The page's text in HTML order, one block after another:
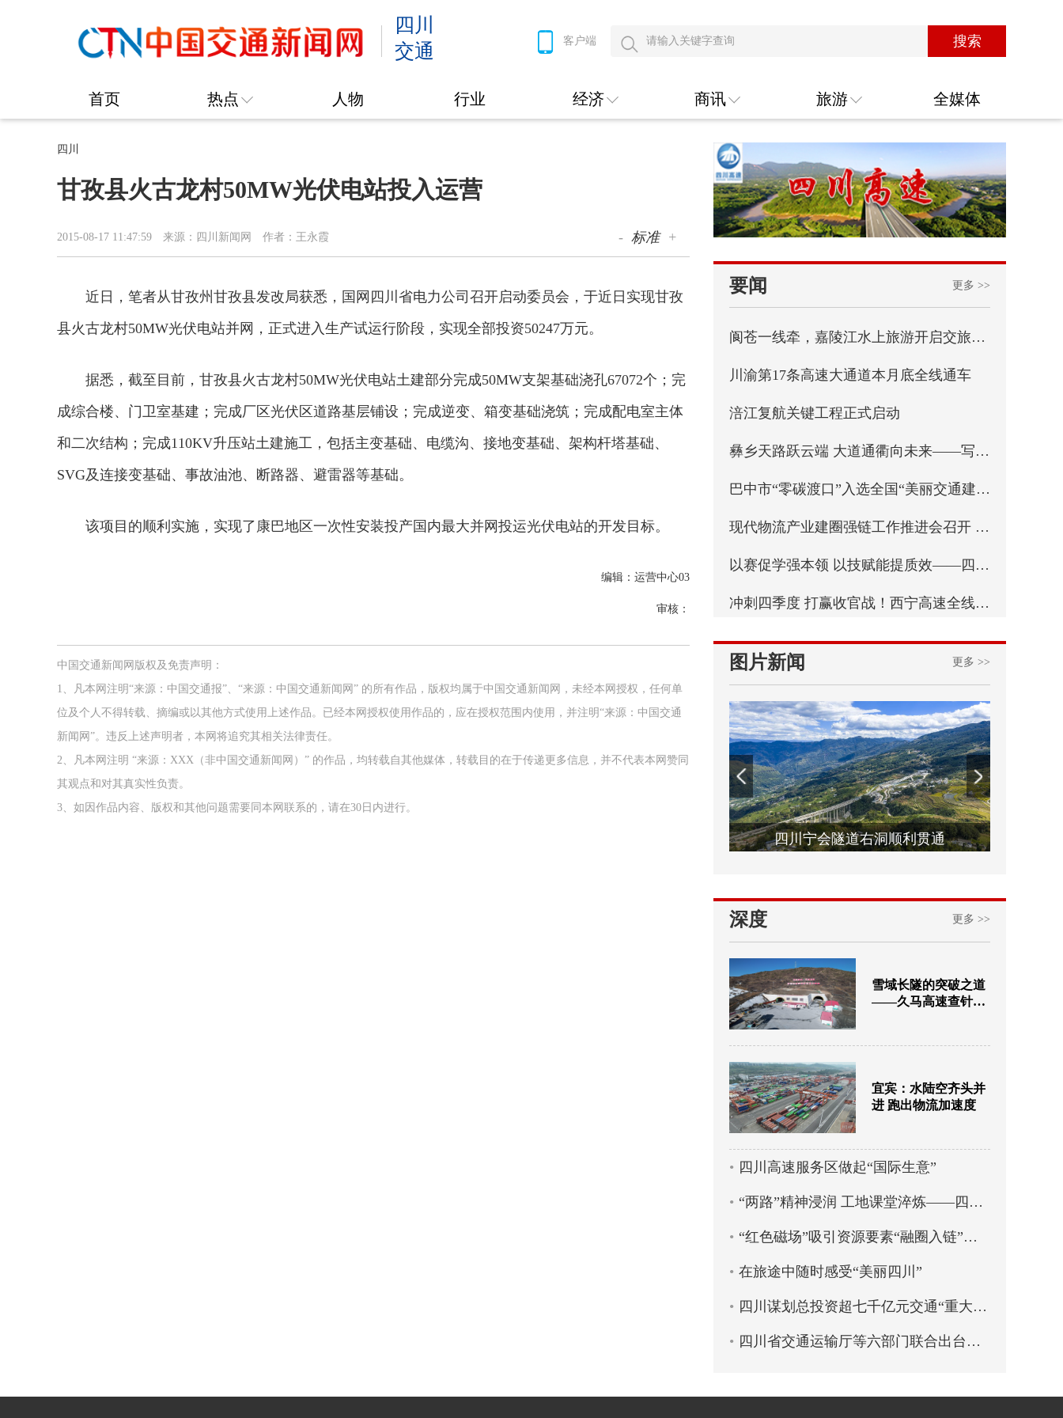
四川
交通
客户端 搜索
首页 热点 人物 行业 经济 商讯 旅游 全媒体
四川
甘孜县火古龙村50MW光伏电站投入运营
2015-08-17 11:47:59 来源：四川新闻网 作者：王永霞 - 标准 +
近日，笔者从甘孜州甘孜县发改局获悉，国网四川省电力公司召开启动委员会，于近日实现甘孜
县火古龙村50MW光伏电站并网，正式进入生产试运行阶段，实现全部投资50247万元。
据悉，截至目前，甘孜县火古龙村50MW光伏电站土建部分完成50MW支架基础浇孔67072个；完
成综合楼、门卫室基建；完成厂区光伏区道路基层铺设；完成逆变、箱变基础浇筑；完成配电室主体
和二次结构；完成110KV升压站土建施工，包括主变基础、电缆沟、接地变基础、架构杆塔基础、
SVG及连接变基础、事故油池、断路器、避雷器等基础。
该项目的顺利实施，实现了康巴地区一次性安装投产国内最大并网投运光伏电站的开发目标。
编辑：运营中心03
审核：
中国交通新闻网版权及免责声明：
1、凡本网注明“来源：中国交通报”、“来源：中国交通新闻网” 的所有作品，版权均属于中国交通新闻网，未经本网授权，任何单
位及个人不得转载、摘编或以其他方式使用上述作品。已经本网授权使用作品的，应在授权范围内使用，并注明“来源：中国交通
新闻网”。违反上述声明者，本网将追究其相关法律责任。
2、凡本网注明 “来源：XXX（非中国交通新闻网）” 的作品，均转载自其他媒体，转载目的在于传递更多信息，并不代表本网赞同
其观点和对其真实性负责。
3、如因作品内容、版权和其他问题需要同本网联系的，请在30日内进行。
要闻 更多 >>
阆苍一线牵，嘉陵江水上旅游开启交旅融合新篇章
​川渝第17条高速大通道本月底全线通车
​涪江复航关键工程正式启动
彝乡天路跃云端 大道通衢向未来——写在乐西高速马边至昭觉段通车之际
巴中市“零碳渡口”入选全国“美丽交通建设实践案例”
现代物流产业建圈强链工作推进会召开 实施“八个一”专项行动 四川纵深推进现代物流产业建圈强链
以赛促学强本领 以技赋能提质效——四川省交通运输行业统计强基行动首届职工职业技能比赛成功举办
冲刺四季度 打赢收官战！西宁高速全线最长连续刚构桥西洛河大桥左幅顺利合龙
图片新闻 更多 >>
四川宁会隧道右洞顺利贯通
深度 更多 >>
雪域长隧的突破之道
——久马高速查针梁
宜宾：水陆空齐头并
进 跑出物流加速度
四川高速服务区做起“国际生意”
“两路”精神浸润 工地课堂淬炼——四川交通职业技术学院创新培养蜀道工匠人才
“红色磁场”吸引资源要素“融圈入链”——蜀道集团以党建引领物流产业高质量发展
在旅途中随时感受“美丽四川”
四川谋划总投资超七千亿元交通“重大项目包”
四川省交通运输厅等六部门联合出台政策 11条措施全力支持乡村旅游高质量发展